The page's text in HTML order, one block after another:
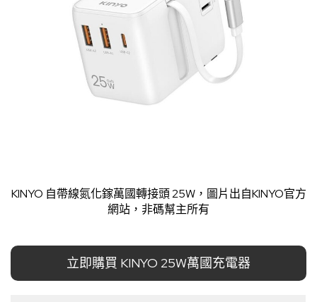
KINYO 自帶線氮化鎵萬國轉接頭 25W，圖片出自KINYO官方
網站 ，非碼幫主所有
立即購買 KINYO 25W萬國充電器